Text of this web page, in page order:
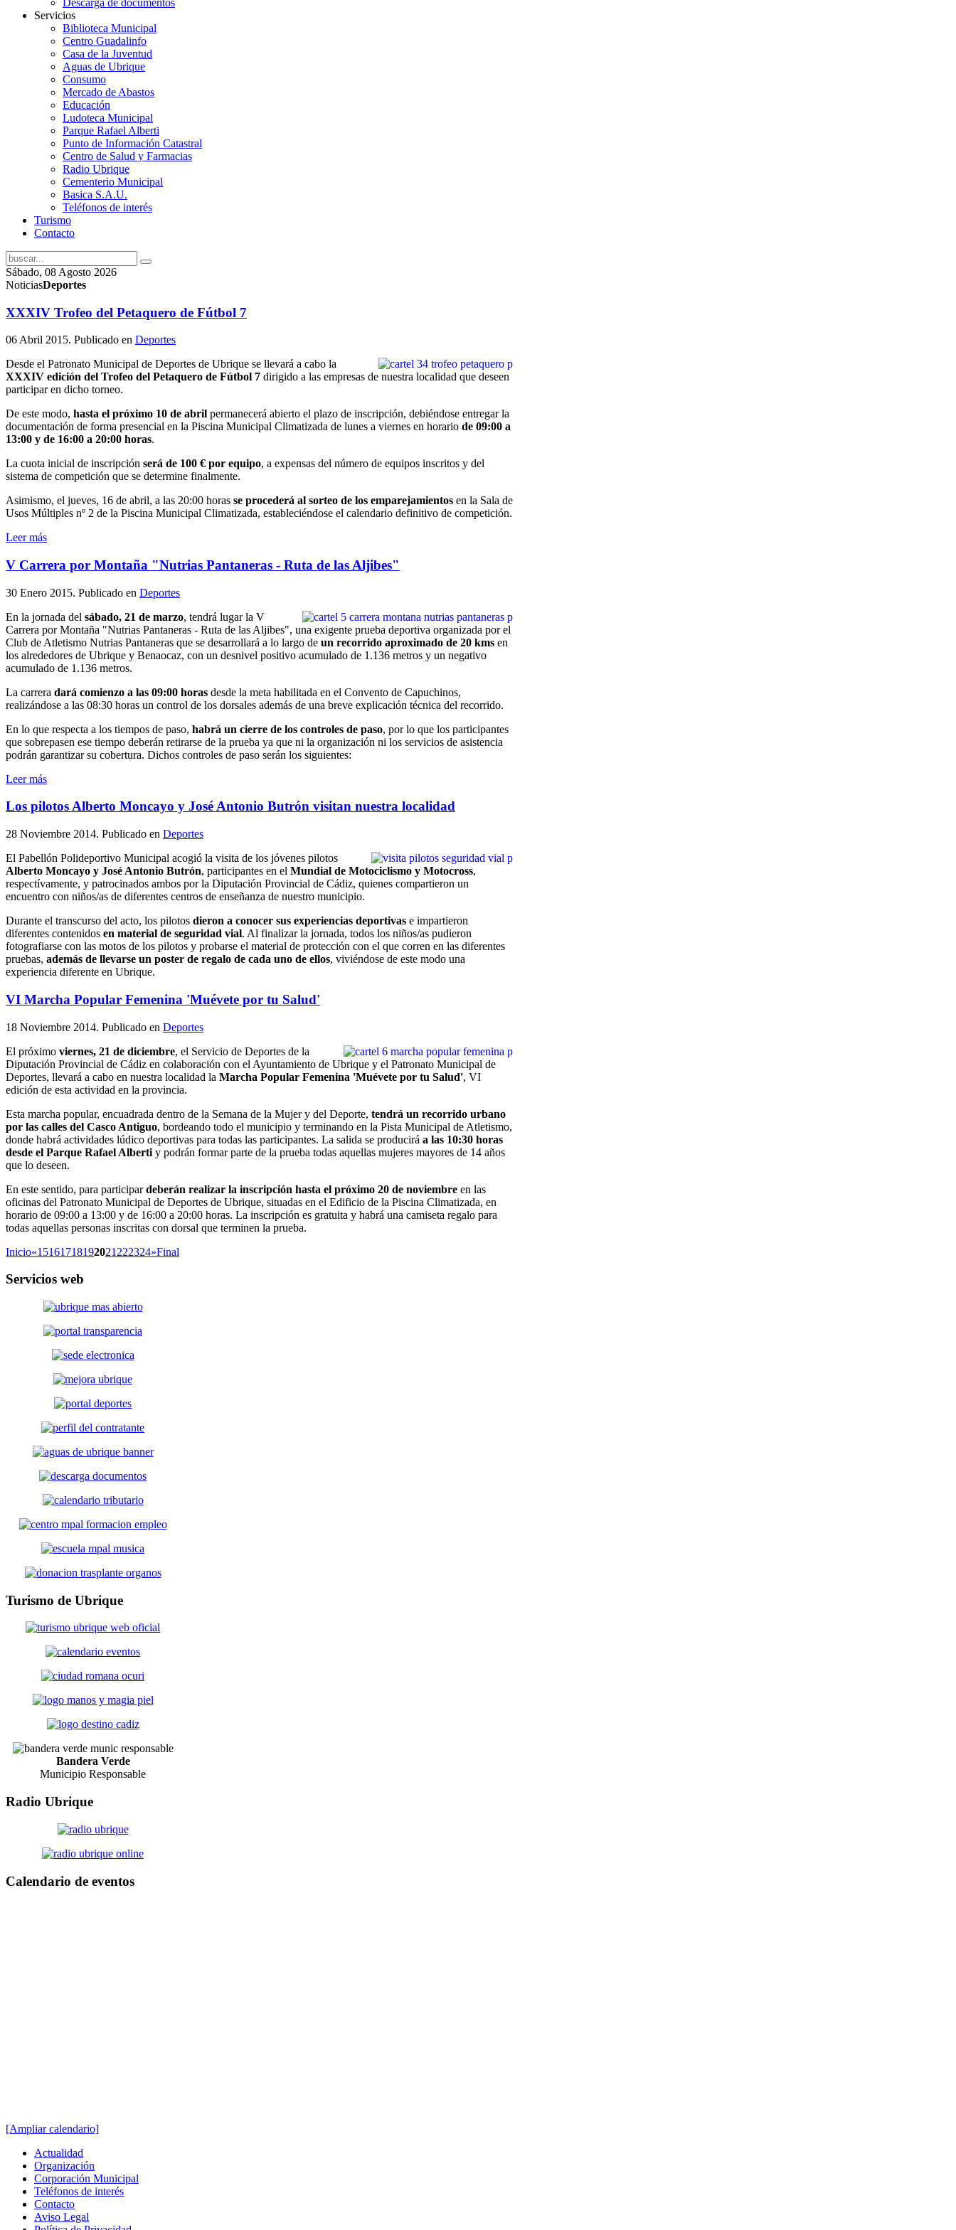
Servicios
Biblioteca Municipal
Centro Guadalinfo
Casa de la Juventud
Aguas de Ubrique
Consumo
Mercado de Abastos
Educación
Ludoteca Municipal
Parque Rafael Alberti
Punto de Información Catastral
Centro de Salud y Farmacias
Radio Ubrique
Cementerio Municipal
Basica S.A.U.
Teléfonos de interés
Turismo
Contacto
Sábado, 08 Agosto 2026
NoticiasDeportes
XXXIV Trofeo del Petaquero de Fútbol 7
06 Abril 2015. Publicado en Deportes
Desde el Patronato Municipal de Deportes de Ubrique se llevará a cabo la
XXXIV edición del Trofeo del Petaquero de Fútbol 7 dirigido a las empresas de nuestra localidad que deseen
participar en dicho torneo.
De este modo, hasta el próximo 10 de abril permanecerá abierto el plazo de inscripción, debiéndose entregar la
documentación de forma presencial en la Piscina Municipal Climatizada de lunes a viernes en horario de 09:00 a
13:00 y de 16:00 a 20:00 horas.
La cuota inicial de inscripción será de 100 € por equipo, a expensas del número de equipos inscritos y del
sistema de competición que se determine finalmente.
Asimismo, el jueves, 16 de abril, a las 20:00 horas se procederá al sorteo de los emparejamientos en la Sala de
Usos Múltiples nº 2 de la Piscina Municipal Climatizada, estableciéndose el calendario definitivo de competición.
Leer más
V Carrera por Montaña "Nutrias Pantaneras - Ruta de las Aljibes"
30 Enero 2015. Publicado en Deportes
En la jornada del sábado, 21 de marzo, tendrá lugar la V
Carrera por Montaña "Nutrias Pantaneras - Ruta de las Aljibes", una exigente prueba deportiva organizada por el
Club de Atletismo Nutrias Pantaneras que se desarrollará a lo largo de un recorrido aproximado de 20 kms en
los alrededores de Ubrique y Benaocaz, con un desnivel positivo acumulado de 1.136 metros y un negativo
acumulado de 1.136 metros.
La carrera dará comienzo a las 09:00 horas desde la meta habilitada en el Convento de Capuchinos,
realizándose a las 08:30 horas un control de los dorsales además de una breve explicación técnica del recorrido.
En lo que respecta a los tiempos de paso, habrá un cierre de los controles de paso, por lo que los participantes
que sobrepasen ese tiempo deberán retirarse de la prueba ya que ni la organización ni los servicios de asistencia
podrán garantizar su cobertura. Dichos controles de paso serán los siguientes:
Leer más
Los pilotos Alberto Moncayo y José Antonio Butrón visitan nuestra localidad
28 Noviembre 2014. Publicado en Deportes
El Pabellón Polideportivo Municipal acogió la visita de los jóvenes pilotos
Alberto Moncayo y José Antonio Butrón, participantes en el Mundial de Motociclismo y Motocross,
respectívamente, y patrocinados ambos por la Diputación Provincial de Cádiz, quienes compartieron un
encuentro con niños/as de diferentes centros de enseñanza de nuestro municipio.
Durante el transcurso del acto, los pilotos dieron a conocer sus experiencias deportivas e impartieron
diferentes contenidos en material de seguridad vial. Al finalizar la jornada, todos los niños/as pudieron
fotografiarse con las motos de los pilotos y probarse el material de protección con el que corren en las diferentes
pruebas, además de llevarse un poster de regalo de cada uno de ellos, viviéndose de este modo una
experiencia diferente en Ubrique.
VI Marcha Popular Femenina 'Muévete por tu Salud'
18 Noviembre 2014. Publicado en Deportes
El próximo viernes, 21 de diciembre, el Servicio de Deportes de la
Diputación Provincial de Cádiz en colaboración con el Ayuntamiento de Ubrique y el Patronato Municipal de
Deportes, llevará a cabo en nuestra localidad la Marcha Popular Femenina 'Muévete por tu Salud', VI
edición de esta actividad en la provincia.
Esta marcha popular, encuadrada dentro de la Semana de la Mujer y del Deporte, tendrá un recorrido urbano
por las calles del Casco Antiguo, bordeando todo el municipio y terminando en la Pista Municipal de Atletismo,
donde habrá actividades lúdico deportivas para todas las participantes. La salida se producirá a las 10:30 horas
desde el Parque Rafael Alberti y podrán formar parte de la prueba todas aquellas mujeres mayores de 14 años
que lo deseen.
En este sentido, para participardeberán realizar la inscripción hasta el próximo 20 de noviembre en las
oficinas del Patronato Municipal de Deportes de Ubrique, situadas en el Edificio de la Piscina Climatizada, en
horario de 09:00 a 13:00 y de 16:00 a 20:00 horas. La inscripción es gratuita y habrá una camiseta regalo para
todas aquellas personas inscritas con dorsal que terminen la prueba.
Inicio«15161718192021 222324»Final
Servicios web
Turismo de Ubrique
Bandera Verde
Municipio Responsable
Radio Ubrique
Calendario de eventos
[Ampliar calendario]
Actualidad
Organización
Corporación Municipal
Teléfonos de interés
Contacto
Aviso Legal